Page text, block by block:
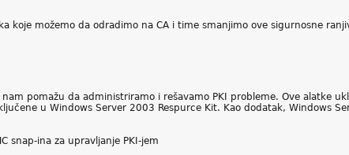
koje možemo da odradimo na CA i time smanjimo ove sigurnosne
pomažu da administriramo i rešavamo PKI probleme. Ove alatke
u Windows Server 2003 Respurce Kit. Kao dodatak, Windows
snap-ina za upravljanje PKI-jem